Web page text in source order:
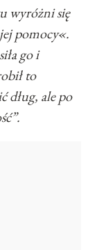
wyróżni się
pomocy«.
go i
to
dług, ale po